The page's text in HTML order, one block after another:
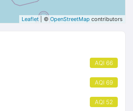
Leaflet | © OpenStreetMap contributors
AQI 66
AQI 69
AQI 52